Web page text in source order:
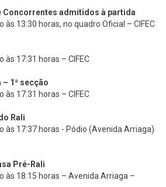
Concorrentes admitidos à partida
13:30 horas, no quadro Oficial – CIFEC
17:31 horas – CIFEC
– 1ª secção
17:31 horas – CIFEC
Rali
às 17:37 horas - Pódio (Avenida Arriaga)
Pré-Rali
às 18:15 horas – Avenida Arriaga –